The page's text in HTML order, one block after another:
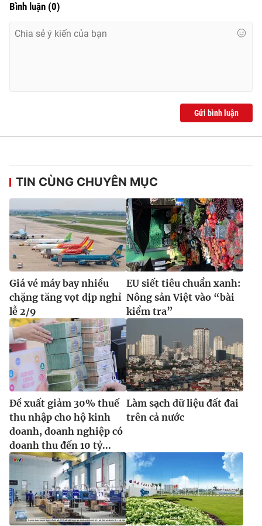
Bình luận (0)
Gửi bình luận
TIN CÙNG CHUYÊN MỤC
Giá vé máy bay nhiều
chặng tăng vọt dịp nghỉ
lễ 2/9
EU siết tiêu chuẩn xanh:
Nông sản Việt vào “bài
kiểm tra”
Đề xuất giảm 30% thuế
thu nhập cho hộ kinh
doanh, doanh nghiệp có
doanh thu đến 10 tỷ...
Làm sạch dữ liệu đất đai
trên cả nước